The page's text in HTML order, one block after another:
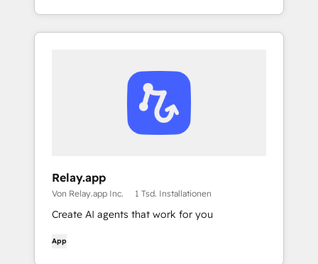
Relay.app
Von Relay.app Inc. 1 Tsd. Installationen
Create AI agents that work for you
App